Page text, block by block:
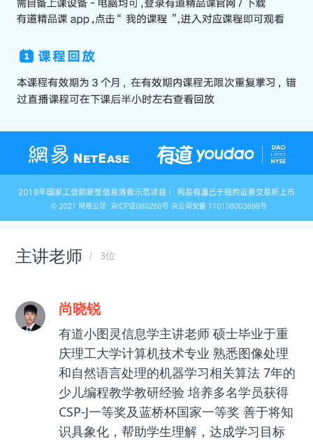
主讲老师 3位
尚晓锐
有道小图灵信息学主讲老师 硕士毕业于重
庆理工大学计算机技术专业 熟悉图像处理
和自然语言处理的机器学习相关算法 7年的
少儿编程教学教研经验 培养多名学员获得
CSP-J一等奖及蓝桥杯国家一等奖 善于将知
识具象化，帮助学生理解，达成学习目标